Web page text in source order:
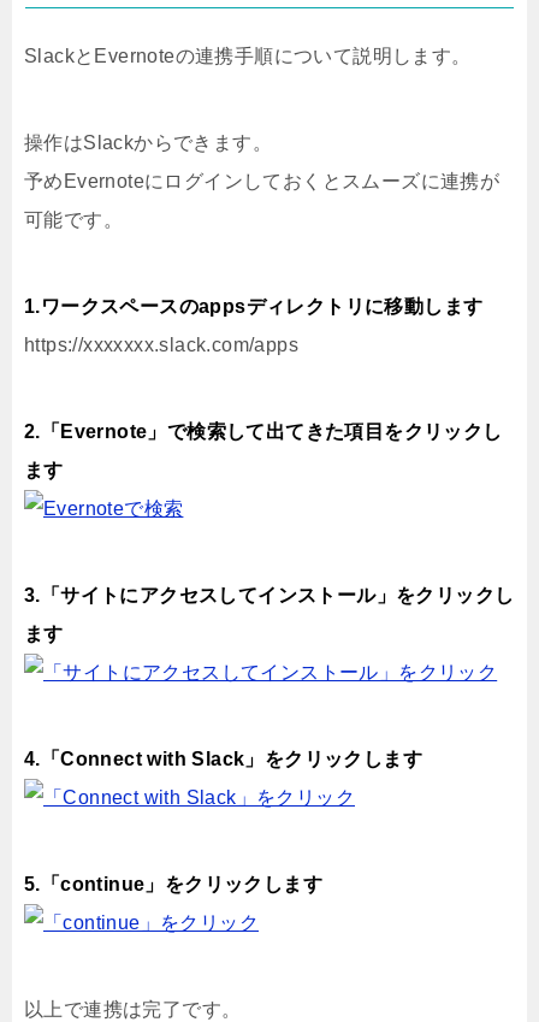
SlackとEvernoteの連携手順について説明します。
操作はSlackからできます。
予めEvernoteにログインしておくとスムーズに連携が
可能です。
1.ワークスペースのappsディレクトリに移動します
https://xxxxxxx.slack.com/apps
2.「Evernote」で検索して出てきた項目をクリックし
ます
3.「サイトにアクセスしてインストール」をクリックし
ます
4.「Connect with Slack」をクリックします
5.「continue」をクリックします
以上で連携は完了です。